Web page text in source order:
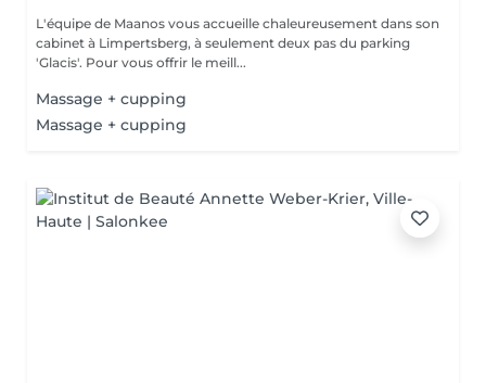
L'équipe de Maanos vous accueille chaleureusement dans son
cabinet à Limpertsberg, à seulement deux pas du parking
'Glacis'. Pour vous offrir le meill...
Massage + cupping
Massage + cupping